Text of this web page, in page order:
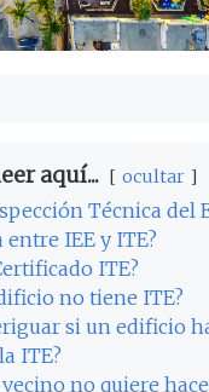
aquí... ocultar
Técnica del
entre IEE y ITE?
ITE?
no tiene ITE?
si un edificio
ITE?
no quiere